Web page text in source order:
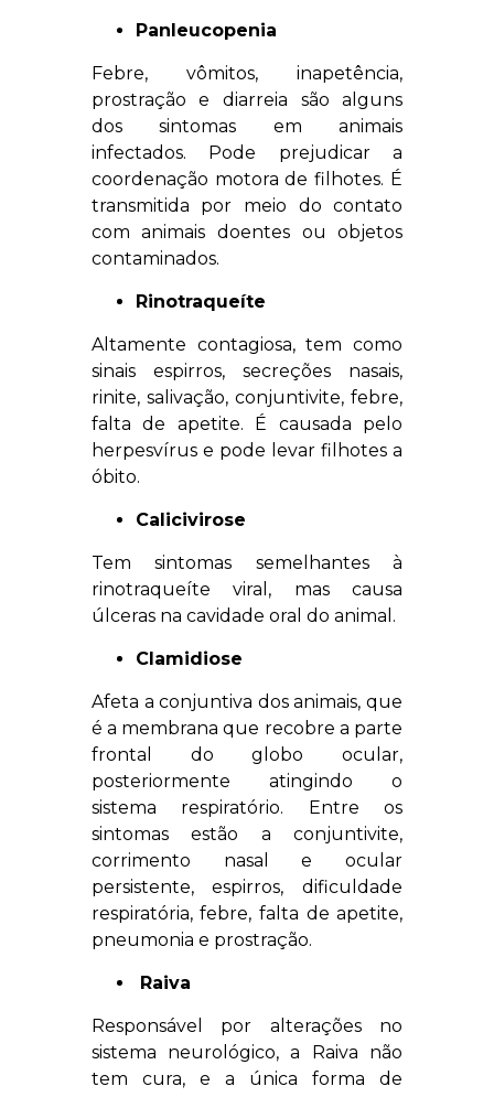
Panleucopenia
Febre, vômitos, inapetência,
prostração e diarreia são alguns
dos sintomas em animais
infectados. Pode prejudicar a
coordenação motora de filhotes. É
transmitida por meio do contato
com animais doentes ou objetos
contaminados.
Rinotraqueíte
Altamente contagiosa, tem como
sinais espirros, secreções nasais,
rinite, salivação, conjuntivite, febre,
falta de apetite. É causada pelo
herpesvírus e pode levar filhotes a
óbito.
Calicivirose
Tem sintomas semelhantes à
rinotraqueíte viral, mas causa
úlceras na cavidade oral do animal.
Clamidiose
Afeta a conjuntiva dos animais, que
é a membrana que recobre a parte
frontal do globo ocular,
posteriormente atingindo o
sistema respiratório. Entre os
sintomas estão a conjuntivite,
corrimento nasal e ocular
persistente, espirros, dificuldade
respiratória, febre, falta de apetite,
pneumonia e prostração.
Raiva
Responsável por alterações no
sistema neurológico, a Raiva não
tem cura, e a única forma de